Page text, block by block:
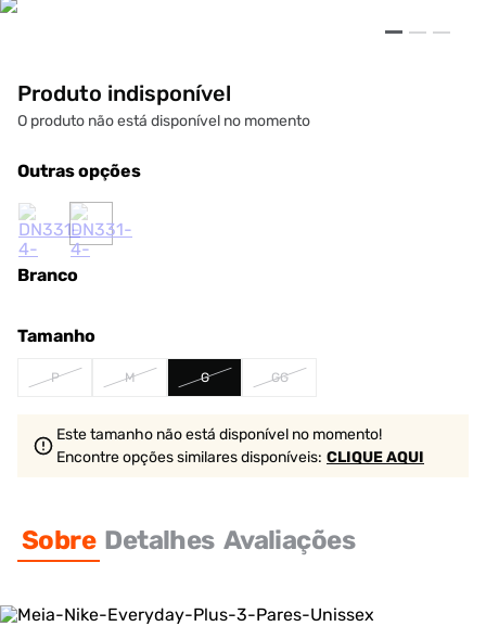
Produto indisponível
O produto não está disponível no momento
Outras opções
Branco
Tamanho
P M G GG
Este tamanho não está disponível no momento!
Encontre opções similaresdisponíveis: CLIQUE AQUI
Sobre Detalhes Avaliações